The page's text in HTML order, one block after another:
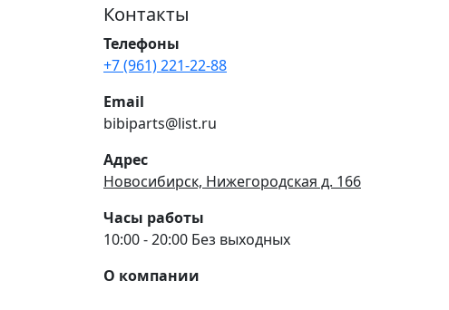
Контакты
Телефоны
+7 (961) 221-22-88
Email
bibiparts@list.ru
Адрес
Новосибирск, Нижегородская д. 166
Часы работы
10:00 - 20:00 Без выходных
О компании